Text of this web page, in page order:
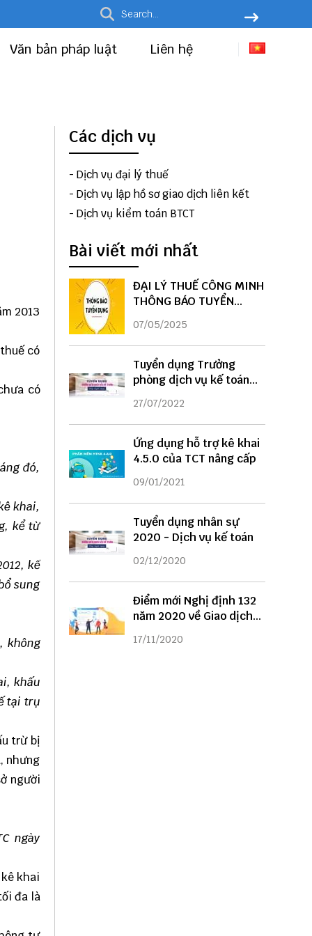
Văn bản pháp luật Liên hệ
2013
có
có
đó,
khai,
kể từ
kế
sung
không
khấu
tại trụ
trừ bị
nhưng
người
ngày
khai
đa là
Các dịch vụ
- Dịch vụ đại lý thuế
- Dịch vụ lập hồ sơ giao dịch liên kết
- Dịch vụ kiểm toán BTCT
Bài viết mới nhất
ĐẠI LÝ THUẾ CÔNG MINH
THÔNG BÁO TUYỂN
DỤNG
07/05/2025
Tuyển dụng Trưởng
phòng dịch vụ kế toán
năm 2022
27/07/2022
Ứng dụng hỗ trợ kê khai
4.5.0 của TCT nâng cấp
09/01/2021
Tuyển dụng nhân sự
2020 - Dịch vụ kế toán
02/12/2020
Điểm mới Nghị định 132
năm 2020 về Giao dịch
liên kết
17/11/2020